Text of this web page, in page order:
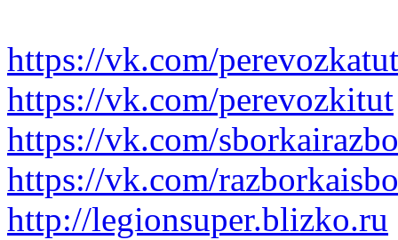
https://vk.com/perevozkatut
https://vk.com/perevozkitut
https://vk.com/
https://vk.com/
http://legionsuper.blizko.ru